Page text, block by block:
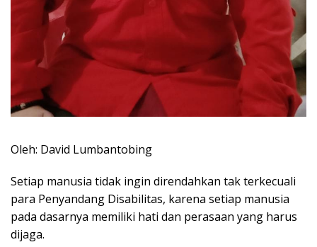
Oleh: David Lumbantobing
Setiap manusia tidak ingin direndahkan tak terkecuali
para Penyandang Disabilitas, karena setiap manusia
pada dasarnya memiliki hati dan perasaan yang harus
dijaga.